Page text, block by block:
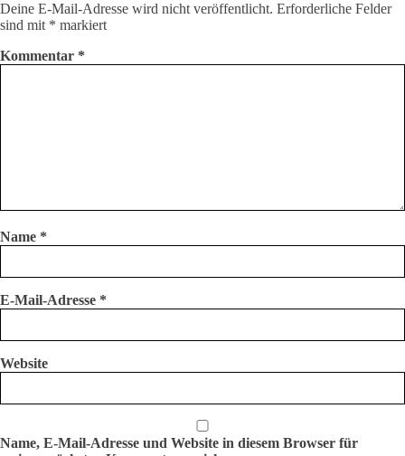
Deine E-Mail-Adresse wird nicht veröffentlicht. Erforderliche Felder
sind mit * markiert
Kommentar *
Name *
E-Mail-Adresse *
Website
Name, E-Mail-Adresse und Website in diesem Browser für